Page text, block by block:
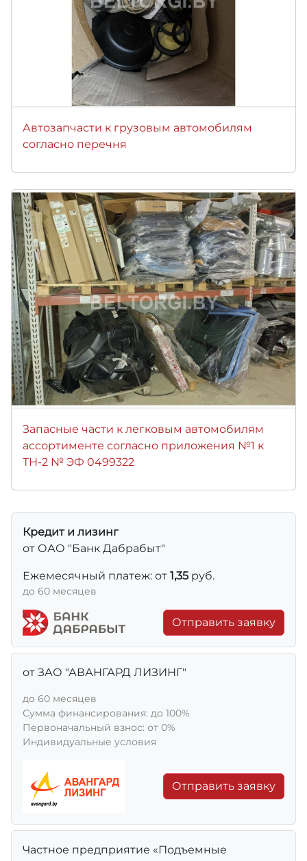
Автозапчасти к грузовым автомобилям
согласно перечня
Запасные части к легковым автомобилям
ассортименте согласно приложения №1 к
ТН-2 № ЭФ 0499322
Кредит и лизинг
от ОАО "Банк Дабрабыт"
Ежемесячный платеж: от 1,35 руб.
до 60 месяцев
Отправить заявку
от ЗАО "АВАНГАРД ЛИЗИНГ"
до 60 месяцев
Сумма финансирования: до 100%
Первоначальный взнос: от 0%
Индивидуальные условия
Отправить заявку
Частное предприятие «Подъемные